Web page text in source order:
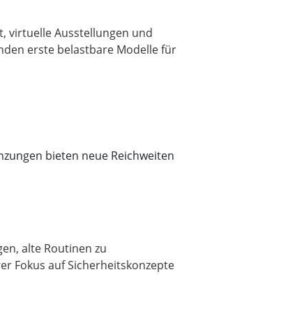
virtuelle Ausstellungen und
erste belastbare Modelle für
bieten neue Reichweiten
alte Routinen zu
Fokus auf Sicherheitskonzepte